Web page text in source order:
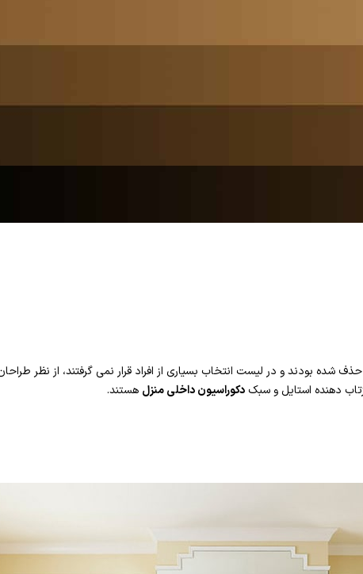
حذف شده بودند و در لیست انتخاب بسیاری از افراد قرار نمی گرفتند، از نظر
دهنده استایل و سبک دکوراسیون داخلی منزل هستند.